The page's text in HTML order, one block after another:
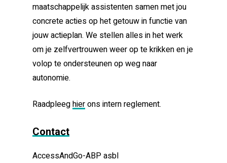
maatschappelijk assistenten samen met jou
concrete acties op het getouw in functie van
jouw actieplan. We stellen alles in het werk
om je zelfvertrouwen weer op te krikken en je
volop te ondersteunen op weg naar
autonomie.
Raadpleeghierons intern reglement.
Contact
AccessAndGo-ABP asbl